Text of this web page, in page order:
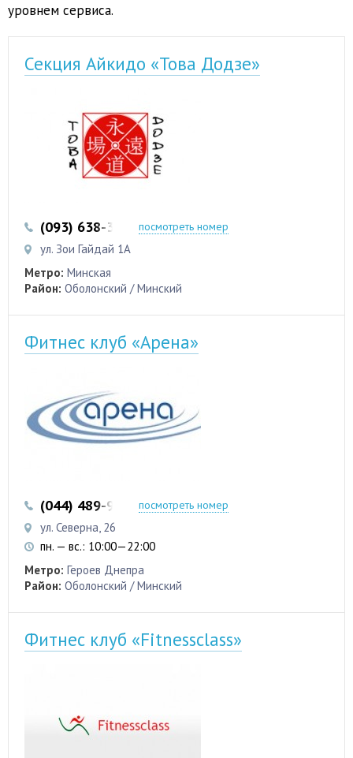
уровнем сервиса.
Секция Айкидо «Това Додзе»
(093) 638-32-25посмотреть номер
ул. Зои Гайдай 1А
Метро: Минская
Район: Оболонский / Минский
Фитнес клуб «Арена»
(044) 489-96-33 (097) 480-70-29
посмотреть номер
ул. Северна, 26
пн. — вс.: 10:00—22:00
Метро: Героев Днепра
Район: Оболонский / Минский
Фитнес клуб «Fitnessclass»